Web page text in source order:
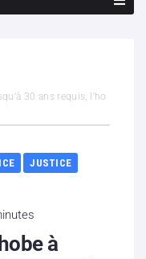
30 ans requis, l’ho
JUSTICE
à